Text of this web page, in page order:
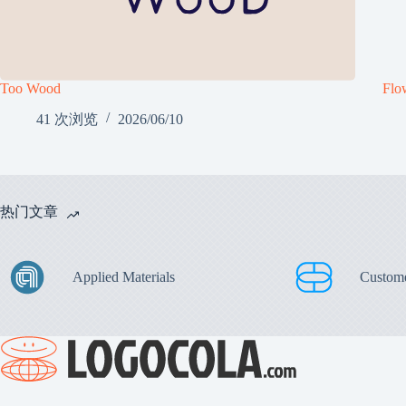
Too Wood
41 次浏览
2026/06/10
热门文章
Applied Materials